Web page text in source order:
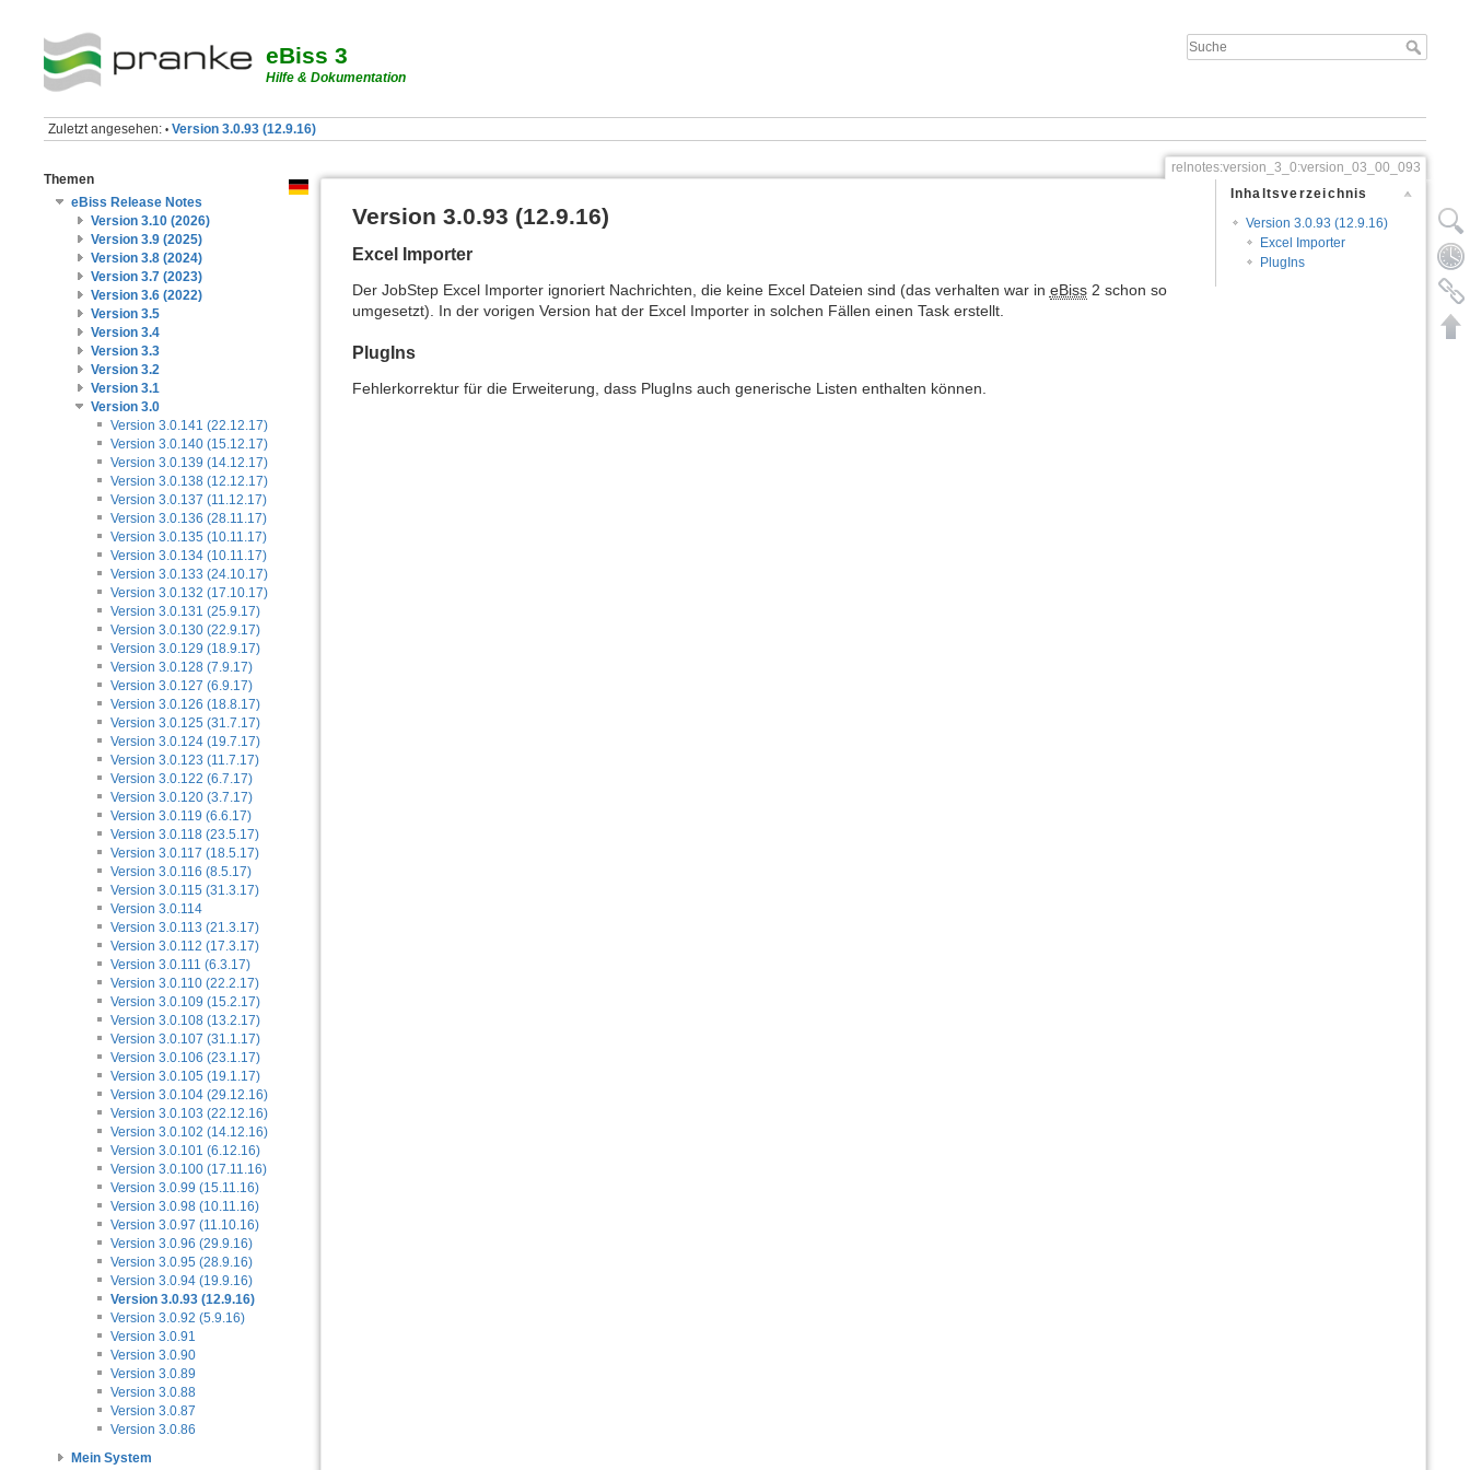
eBiss 3
Hilfe & Dokumentation
Zuletzt angesehen: • Version 3.0.93 (12.9.16)
Themen
eBiss Release Notes
Version 3.10 (2026)
Version 3.9 (2025)
Version 3.8 (2024)
Version 3.7 (2023)
Version 3.6 (2022)
Version 3.5
Version 3.4
Version 3.3
Version 3.2
Version 3.1
Version 3.0
Version 3.0.141 (22.12.17)
Version 3.0.140 (15.12.17)
Version 3.0.139 (14.12.17)
Version 3.0.138 (12.12.17)
Version 3.0.137 (11.12.17)
Version 3.0.136 (28.11.17)
Version 3.0.135 (10.11.17)
Version 3.0.134 (10.11.17)
Version 3.0.133 (24.10.17)
Version 3.0.132 (17.10.17)
Version 3.0.131 (25.9.17)
Version 3.0.130 (22.9.17)
Version 3.0.129 (18.9.17)
Version 3.0.128 (7.9.17)
Version 3.0.127 (6.9.17)
Version 3.0.126 (18.8.17)
Version 3.0.125 (31.7.17)
Version 3.0.124 (19.7.17)
Version 3.0.123 (11.7.17)
Version 3.0.122 (6.7.17)
Version 3.0.120 (3.7.17)
Version 3.0.119 (6.6.17)
Version 3.0.118 (23.5.17)
Version 3.0.117 (18.5.17)
Version 3.0.116 (8.5.17)
Version 3.0.115 (31.3.17)
Version 3.0.114
Version 3.0.113 (21.3.17)
Version 3.0.112 (17.3.17)
Version 3.0.111 (6.3.17)
Version 3.0.110 (22.2.17)
Version 3.0.109 (15.2.17)
Version 3.0.108 (13.2.17)
Version 3.0.107 (31.1.17)
Version 3.0.106 (23.1.17)
Version 3.0.105 (19.1.17)
Version 3.0.104 (29.12.16)
Version 3.0.103 (22.12.16)
Version 3.0.102 (14.12.16)
Version 3.0.101 (6.12.16)
Version 3.0.100 (17.11.16)
Version 3.0.99 (15.11.16)
Version 3.0.98 (10.11.16)
Version 3.0.97 (11.10.16)
Version 3.0.96 (29.9.16)
Version 3.0.95 (28.9.16)
Version 3.0.94 (19.9.16)
Version 3.0.93 (12.9.16)
Version 3.0.92 (5.9.16)
Version 3.0.91
Version 3.0.90
Version 3.0.89
Version 3.0.88
Version 3.0.87
Version 3.0.86
Mein System
relnotes:version_3_0:version_03_00_093
Inhaltsverzeichnis
Version 3.0.93 (12.9.16)
Excel Importer
PlugIns
Version 3.0.93 (12.9.16)
Excel Importer
Der JobStep Excel Importer ignoriert Nachrichten, die keine Excel Dateien sind (das verhalten war in eBiss2 schon so
umgesetzt). In der vorigen Version hat der Excel Importer in solchen Fällen einen Task erstellt.
PlugIns
Fehlerkorrektur für die Erweiterung, dass PlugIns auch generische Listen enthalten können.